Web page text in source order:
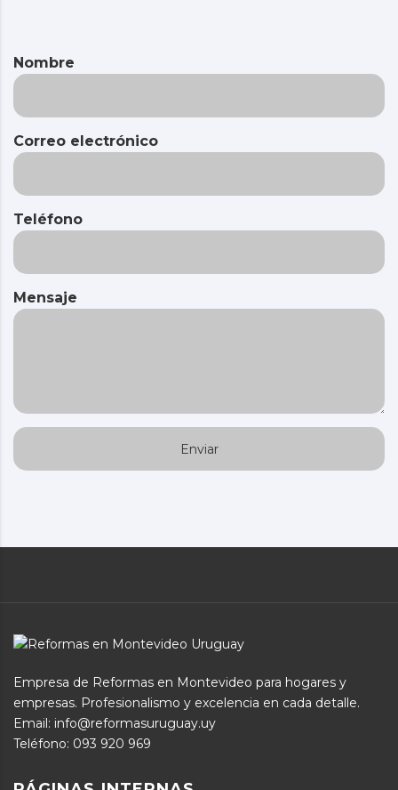
Nombre
Correo electrónico
Teléfono
Mensaje
Empresa de Reformas en Montevideo para hogares y
empresas. Profesionalismo y excelencia en cada detalle.
Email: info@reformasuruguay.uy
Teléfono: 093 920 969